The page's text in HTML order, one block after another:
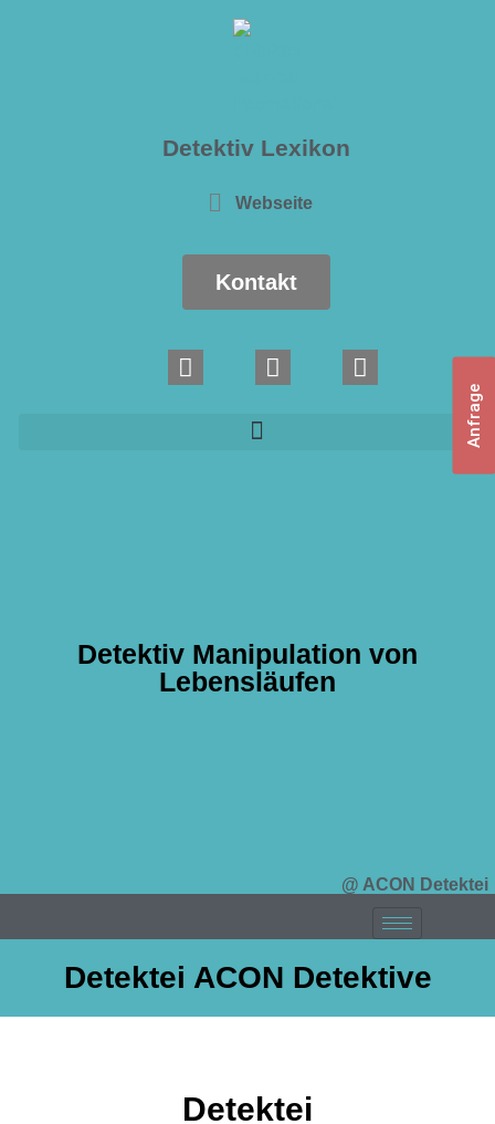
Detektiv Lexikon
Webseite
Kontakt
Detektiv Manipulation von
Lebensläufen
@ ACON Detektei
Detektei ACON Detektive
Detektei
Anfrage